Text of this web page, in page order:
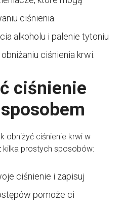
ciśnienia.
alkoholu i palenie tytoniu
ciśnienia krwi.
ciśnienie
obniżyć ciśnienie krwi w
kilka prostych sposobów:
ciśnienie i zapisuj
pomoże ci